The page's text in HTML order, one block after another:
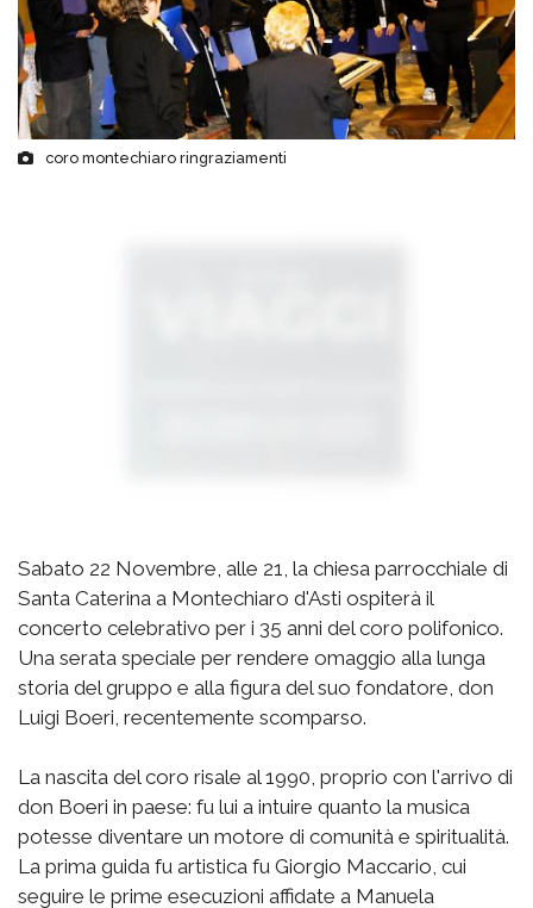
coro montechiaro ringraziamenti
Sabato 22 Novembre, alle 21, la chiesa parrocchiale di
Santa Caterina a Montechiaro d'Asti ospiterà il
concerto celebrativo per i 35 anni del coro polifonico.
Una serata speciale per rendere omaggio alla lunga
storia del gruppo e alla figura del suo fondatore, don
Luigi Boeri, recentemente scomparso.
La nascita del coro risale al 1990, proprio con l'arrivo di
don Boeri in paese: fu lui a intuire quanto la musica
potesse diventare un motore di comunità e spiritualità.
La prima guida fu artistica fu Giorgio Maccario, cui
seguire le prime esecuzioni affidate a Manuela